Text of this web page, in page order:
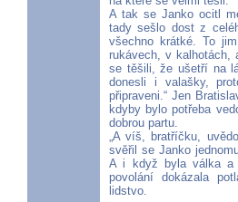
A tak se Janko ocitl
tady sešlo dost z
všechno krátké. To
rukávech, v kalhotách,
se těšili, že ušetří na
donesli i valašky,
připraveni.“ Jen
kdyby bylo potřeba
dobrou partu.
„A víš, bratříčku,
svěřil se Janko
A i když byla válka a
povolání dokázala
lidstvo.